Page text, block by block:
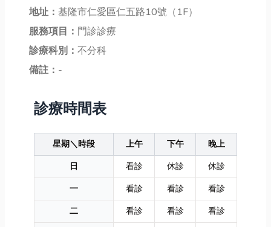
地址： 基隆市仁愛區仁五路10號（1F）
服務項目： 門診診療
診療科別： 不分科
備註： -
診療時間表
星期＼時段 上午 下午
晚上
日
看診 休診
休診
一
看診 看診
看診
二
看診 看診
看診